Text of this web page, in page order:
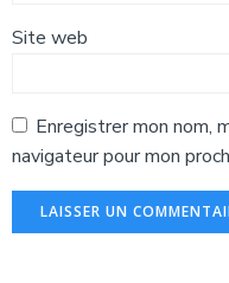
Site web
Enregistrer mon nom,
navigateur pour mon